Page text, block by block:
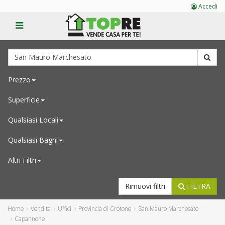
Prezzo
Superficie
Qualsiasi Locali
Qualsiasi Bagni
Altri Filtri
FILTRA
Rimuovi filtri
Home Vendita Uffici Provincia di Crotone
San Mauro Marchesato
Capannone
Accedi